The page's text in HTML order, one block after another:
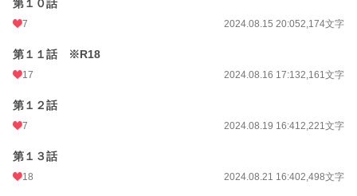
月間ポイント
年間ポイント 1,477 pt (74,628 位)
累計ポイント
第１０話
7 2024.08.15 20:052,174文字
第１１話 ※R18
17 2024.08.16 17:132,161文字
第１２話
7 2024.08.19 16:412,221文字
第１３話
18 2024.08.21 16:402,498文字